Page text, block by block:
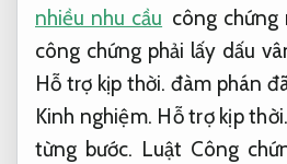
nhiều nhu cầu công chứng
công chứng phải lấy dấu
Hỗ trợ kịp thời. đàm phán
Kinh nghiệm. Hỗ trợ kịp thời.
từng bước. Luật Công